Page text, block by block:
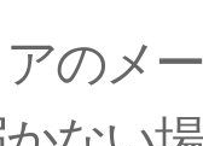
のメ